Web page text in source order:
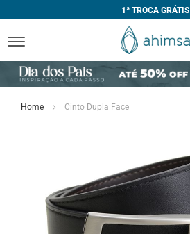
1ª TROCA GRÁTIS
Home Cinto Dupla Face